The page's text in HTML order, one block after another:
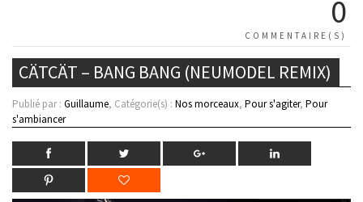
0
COMMENTAIRE(S)
CÄTCÄT – BANG BANG (NEUMODEL REMIX)
Publié par : Guillaume, Catégorie(s) : Nos morceaux, Pour s'agiter, Pour
s'ambiancer